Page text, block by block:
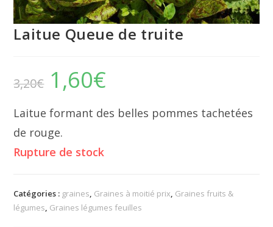
Laitue Queue de truite
3,20€
Le
initial
3,20€.
1,60€
1,60€.
Laitue formant des belles pommes tachetées
de rouge.
Rupture de stock
Catégories : graines, Graines à moitié prix, Graines fruits &
légumes, Graines légumes feuilles